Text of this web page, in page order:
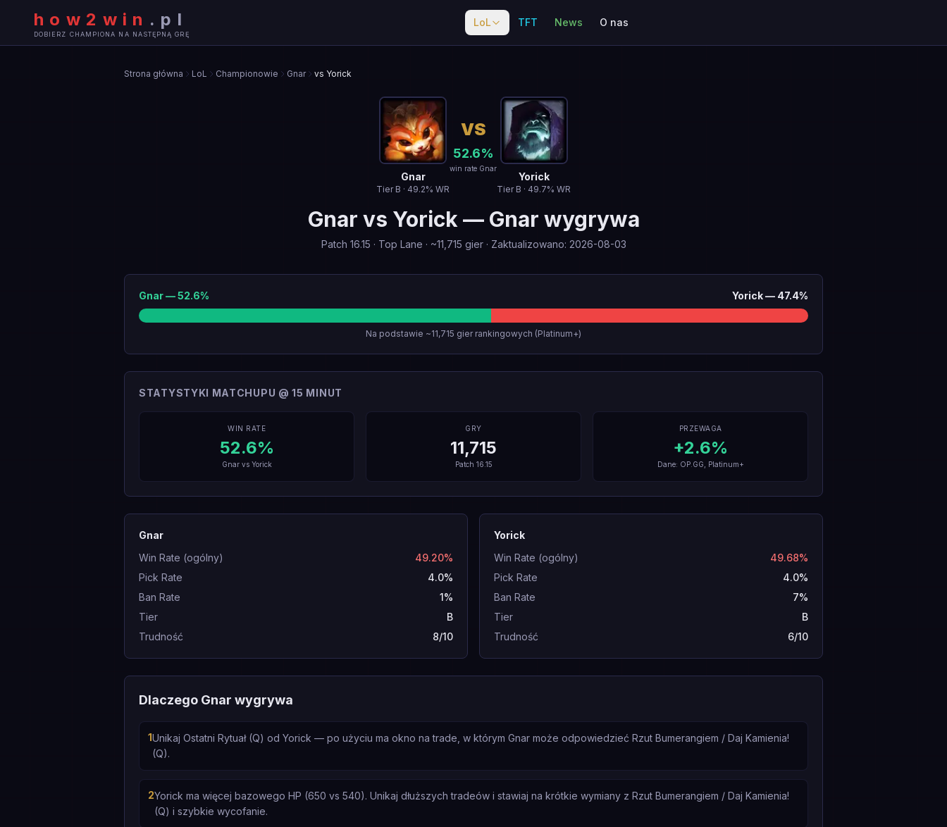
how2win . pl
DOBIERZ CHAMPIONA NA NASTĘPNĄ GRĘ
LoL TFT News O nas
Strona główna LoL Championowie Gnar vs Yorick
Gnar
Tier B · 49.2% WR
VS
52.6%
win rate Gnar
Yorick
Tier B · 49.7% WR
Gnar vs Yorick — Gnar wygrywa
Patch 16.15 · Top Lane · ~11,715 gier· Zaktualizowano: 2026-08-03
Gnar—52.6% Yorick— 47.4%
Na podstawie ~11,715 gier rankingowych (Platinum+)
STATYSTYKI MATCHUPU @ 15 MINUT
WIN RATE
52.6%
Gnarvs Yorick
GRY
11,715
Patch 16.15
PRZEWAGA
+2.6%
Dane: OP.GG, Platinum+
Gnar
Win Rate (ogólny)
49.20%
Pick Rate
4.0%
Ban Rate
1%
Tier
B
Trudność
8/10
Yorick
Win Rate (ogólny)
49.68%
Pick Rate
4.0%
Ban Rate
7%
Tier
B
Trudność
6/10
Dlaczego Gnar wygrywa
1Unikaj Ostatni Rytuał (Q) od Yorick — po użyciu ma okno na trade, w którym Gnar może odpowiedzieć Rzut Bumerangiem / Daj Kamienia!
(Q).
2Yorick ma więcej bazowego HP (650 vs 540). Unikaj dłuższych tradeów i stawiaj na krótkie wymiany z Rzut Bumerangiem / Daj Kamienia!
(Q) i szybkie wycofanie.